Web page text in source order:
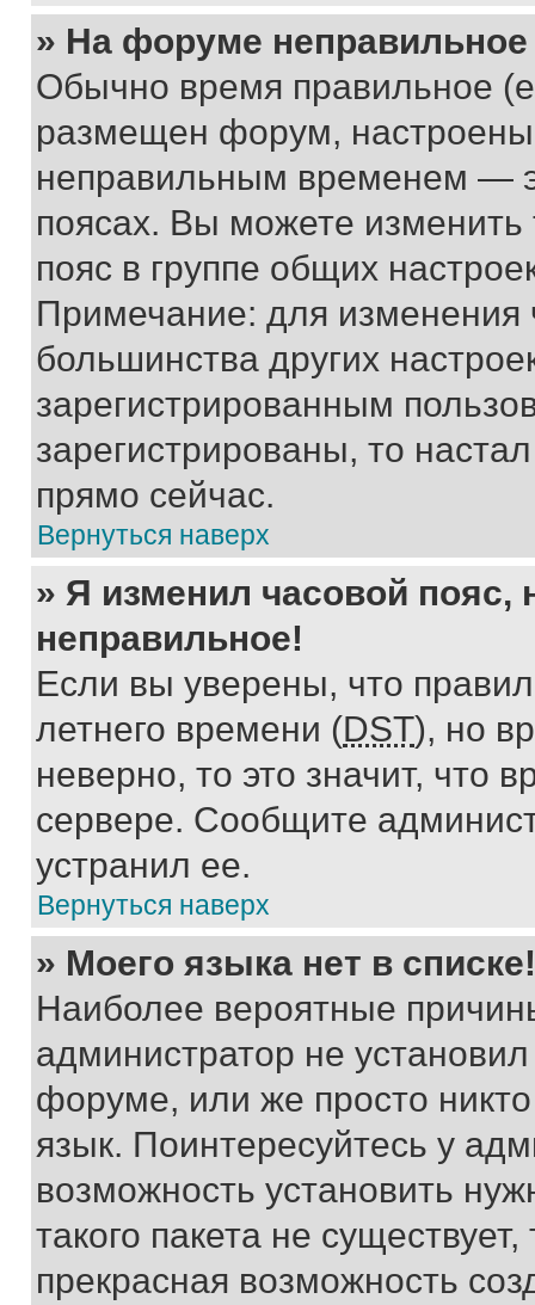
» На форуме
Обычно время правильное
размещен форум, настроены
неправильным временем —
поясах. Вы можете изменить
пояс в группе общих
Примечание: для изменения
большинства других
зарегистрированным
зарегистрированы, то
прямо сейчас.
Вернуться наверх
» Я изменил часовой пояс,
неправильное!
Если вы уверены, что
летнего времени (DST), но
неверно, то это значит, что
сервере. Сообщите
устранил ее.
Вернуться наверх
» Моего языка нет в списке!
Наиболее вероятные
администратор не
форуме, или же просто
язык. Поинтересуйтесь у
возможность установить
такого пакета не
прекрасная возможность